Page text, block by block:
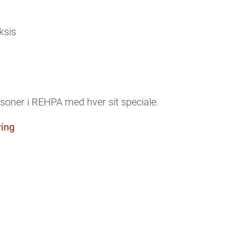
i REHPA med hver sit speciale.